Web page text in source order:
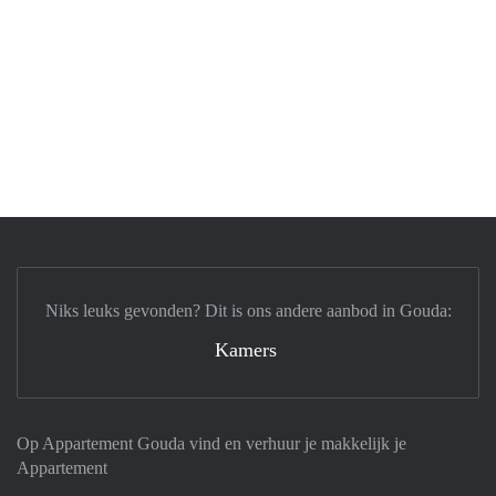
Op Appartement Gouda vind en verhuur je makkelijk je
Appartement
Niks leuks gevonden? Dit is ons andere aanbod in Gouda:
Kamers